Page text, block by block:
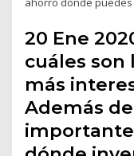
20 Ene
cuáles son
más
Además